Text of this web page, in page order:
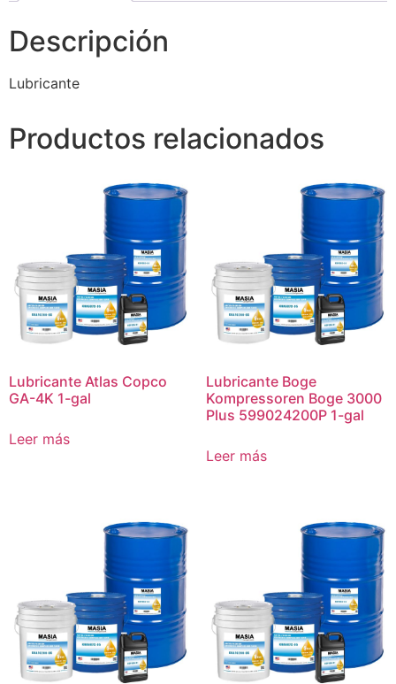
Descripción
Lubricante
Productos relacionados
Lubricante Atlas Copco
GA-4K 1-gal
Leer más
Lubricante Boge
Kompressoren Boge 3000
Plus 599024200P 1-gal
Leer más